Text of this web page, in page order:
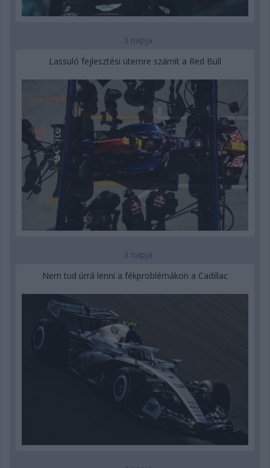
3 napja
Lassuló fejlesztési ütemre számít a Red Bull
3 napja
Nem tud úrrá lenni a fékproblémákon a Cadillac